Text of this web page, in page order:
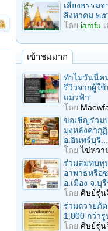
เสียงธรรม
สิงหาคม ๒
โดย iamfu
เข้าชมมาก
ทำไมวันนี้ค
รีวิวจากผู้ใ
แมวฟ้า
โดย
ขอเชิญร่วม
มุงหลังคากุ
อ.อินทร์บุรี...
โดยไข่หวา
ร่วมสมทบทุ
อาพาธหรือ
อ.เมือง จ.บุ
โดย ศิษย์รุ่น
ร่วมถวายภั
1,000 กว่ารู
โดย ศิษย์รุ่น